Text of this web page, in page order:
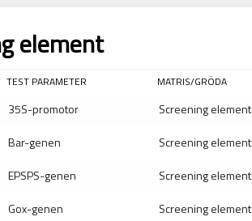
element
TEST PARAMETER MATRIS/GRÖDA
35S-promotor Screening element
Bar-genen Screening element
EPSPS-genen Screening element
Gox-genen Screening element